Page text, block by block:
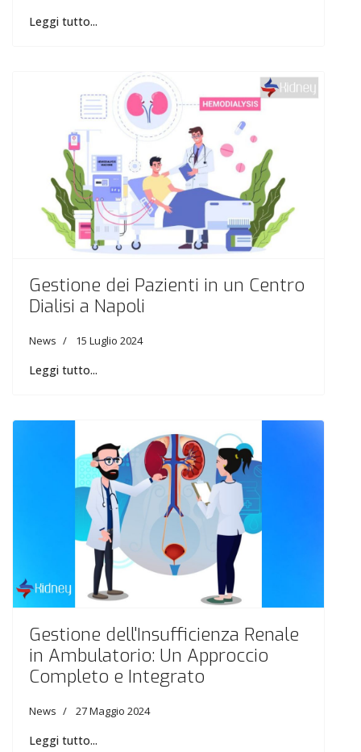
Leggi tutto...
Gestione dei Pazienti in un Centro
Dialisi a Napoli
News 15 Luglio 2024
Leggi tutto...
Gestione dell'Insufficienza Renale
in Ambulatorio: Un Approccio
Completo e Integrato
News 27 Maggio 2024
Leggi tutto...